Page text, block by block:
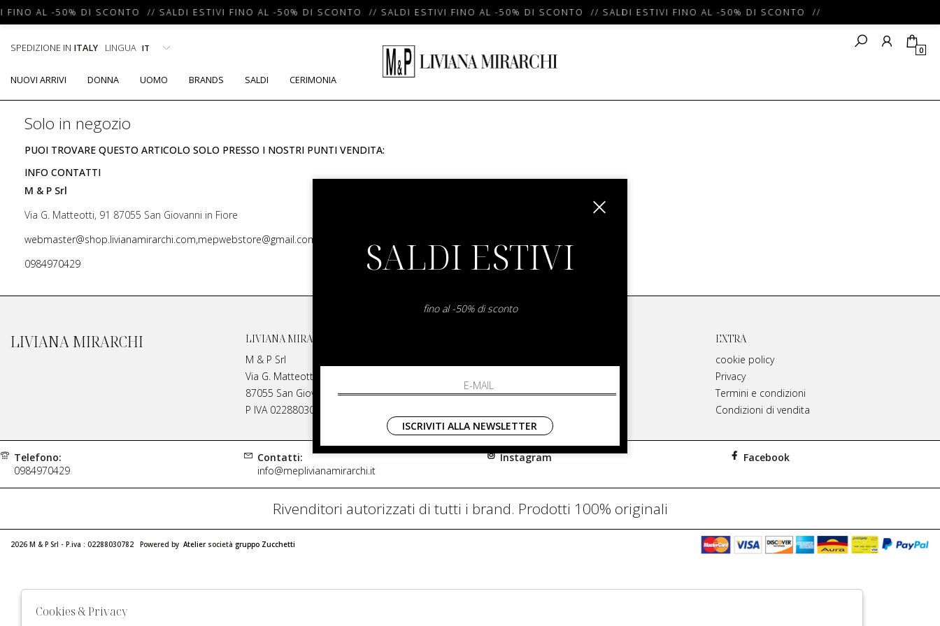
FINO AL -50% DI SCONTO // SALDI ESTIVI FINO AL -50% DI SCONTO // SALDI ESTIVI FINO AL -50% DI SCONTO // SALDI ESTIVI FINO AL -50% DI SCONTO //
SPEDIZIONE IN ITALY LINGUA 0
NUOVI ARRIVI DONNA UOMO BRANDS SALDI CERIMONIA
Solo in negozio
PUOI TROVARE QUESTO ARTICOLO SOLO PRESSO I NOSTRI PUNTI VENDITA:
INFO CONTATTI
M & P Srl
Via G. Matteotti, 91 87055 San Giovanni in Fiore
webmaster@shop.livianamirarchi.com,mepwebstore@gmail.com
0984970429
LIVIANA MIRARCHI
LIVIANA MIRARCHI
M & P Srl
Via G. Matteotti, 91
87055 San Giovanni in Fiore Italia
P IVA 02288030782
Contatti
Spedizione
EXTRA
cookie policy
Privacy
Termini e condizioni
Condizioni di vendita
Telefono:
0984970429
Contatti:
info@meplivianamirarchi.it
Instagram Facebook
Rivenditori autorizzati di tutti i brand. Prodotti 100% originali
2026 M & P Srl - P.iva : 02288030782 Powered by Atelier società gruppo Zucchetti
SALDI ESTIVI
fino al -50% di sconto
ISCRIVITI ALLA NEWSLETTER
Cookies & Privacy